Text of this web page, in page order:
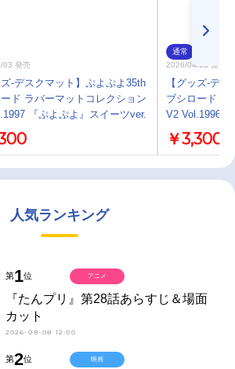
03 発売
ズ-デスクマット】ぷよぷよ35th
ド ラバーマットコレクション
『ぷよぷよ』スイーツver.
通常
2026/04/03 発売
【グッズ-デ
ブシロード ラ
V2 Vol.1996
￥3,300
人気ランキング
第1位
『たんプリ』第28話あらすじ＆場面
カット
2026-08-08 12:00
アニメ
第2位 映画